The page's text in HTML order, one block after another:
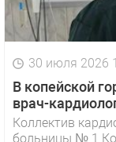
30 июля 2026
В копейской
врач-
Коллектив
больницы № 1